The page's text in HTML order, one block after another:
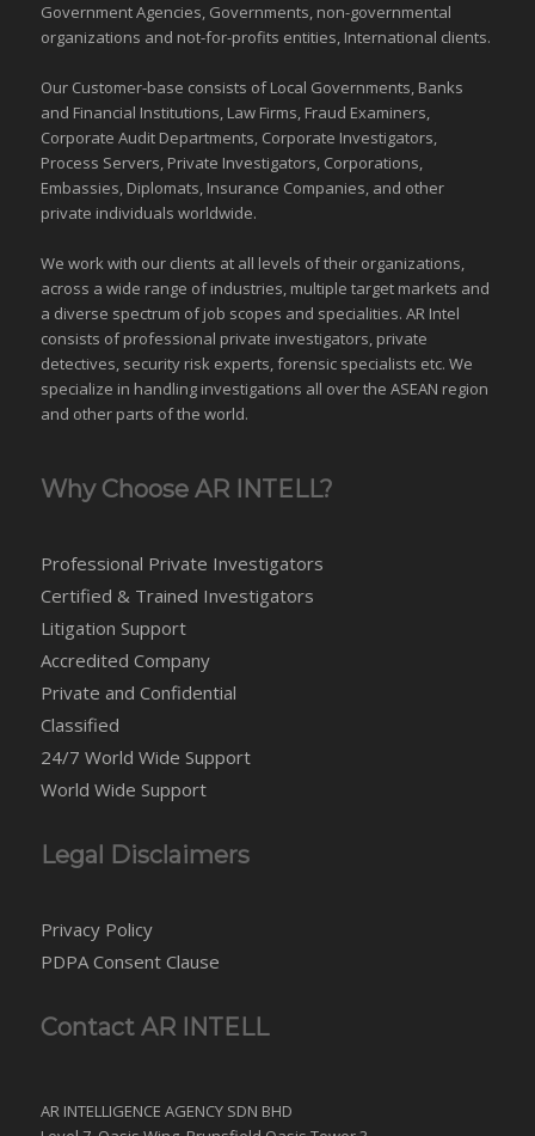
Government Agencies, Governments, non-governmental
organizations and not-for-profits entities, International clients.
Our Customer-base consists of Local Governments, Banks
and Financial Institutions, Law Firms, Fraud Examiners,
Corporate Audit Departments, Corporate Investigators,
Process Servers, Private Investigators, Corporations,
Embassies, Diplomats, Insurance Companies, and other
private individuals worldwide.
We work with our clients at all levels of their organizations,
across a wide range of industries, multiple target markets and
a diverse spectrum of job scopes and specialities. AR Intel
consists of professional private investigators, private
detectives, security risk experts, forensic specialists etc. We
specialize in handling investigations all over the ASEAN region
and other parts of the world.
Why Choose AR INTELL?
Professional Private Investigators
Certified & Trained Investigators
Litigation Support
Accredited Company
Private and Confidential
Classified
24/7 World Wide Support
World Wide Support
Legal Disclaimers
Privacy Policy
PDPA Consent Clause
Contact AR INTELL
AR INTELLIGENCE AGENCY SDN BHD